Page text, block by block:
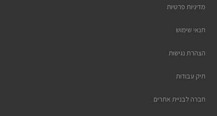
מדיניות פרטיות
תנאי שימוש
הצהרת נגישות
תיק עבודות
חברה לבניית אתרים